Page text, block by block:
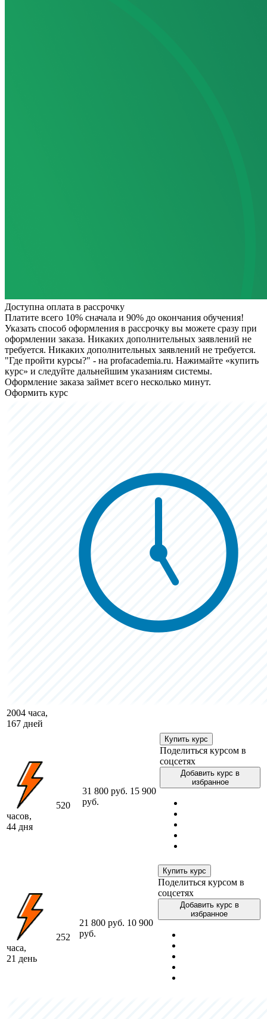
Доступна оплата в рассрочку
Платите всего 10% сначала и 90% до окончания обучения!
Указать способ оформления в рассрочку вы можете сразу при
оформлении заказа. Никаких дополнительных заявлений не
требуется. Никаких дополнительных заявлений не требуется.
"Где пройти курсы?" - на profacademia.ru. Нажимайте «купить
курс» и следуйте дальнейшим указаниям системы.
Оформление заказа займет всего несколько минут.
Оформить курс
2004 часа,
167 дней
520
часов,
44 дня
31 800 руб. 15 900
руб.
Купить курс
Поделиться курсом в
соцсетях
Добавить курс в
избранное
252
часа,
21 день
21 800 руб. 10 900
руб.
Купить курс
Поделиться курсом в
соцсетях
Добавить курс в
избранное